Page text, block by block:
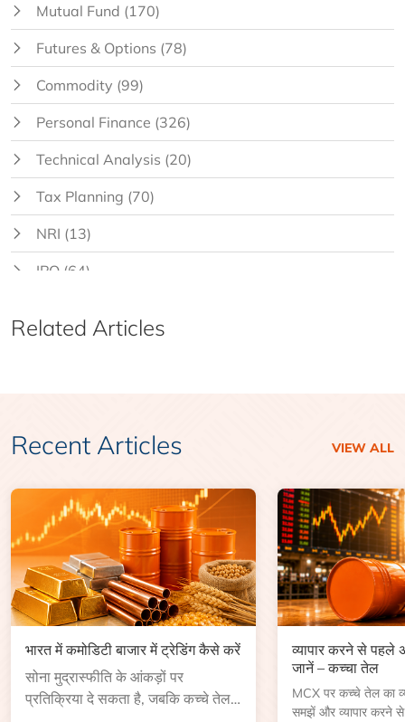
Mutual Fund (170)
Futures & Options (78)
Commodity (99)
Personal Finance (326)
Technical Analysis (20)
Tax Planning (70)
NRI (13)
IPO (64)
Related Articles
Recent Articles VIEW ALL
भारत में कमोडिटी बाजार में ट्रेडिंग कैसे करें
सोना मुद्रास्फीति के आंकड़ों पर
प्रतिक्रिया दे सकता है, जबकि कच्चे तेल
व्यापार करने से पहले
जानें – कच्चा तेल
MCX पर कच्चे तेल का
समझें और व्यापार करने